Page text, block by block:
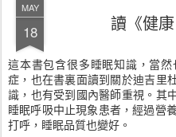
MAY
18 讀《健
這本書包含很多睡眠知識，當
症，也在書裏面讀到關於迪吉里
識，也有受到國內醫師重視。其
睡眠呼吸中止現象患者，經過營
打呼，睡眠品質也變好。